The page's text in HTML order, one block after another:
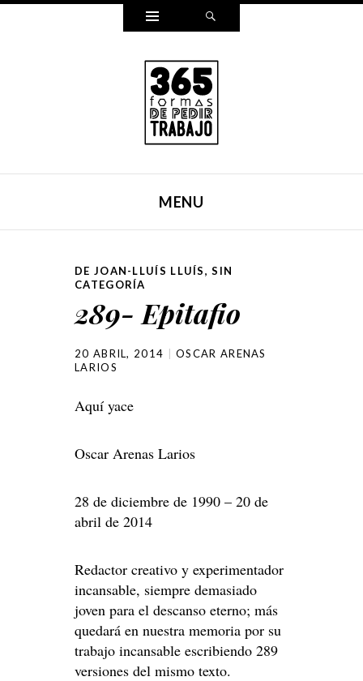
Widgets
MENU
DE JOAN-LLUÍS LLUÍS,SIN
CATEGORÍA
289- Epitafio
20 ABRIL, 2014
OSCAR ARENAS
LARIOS
Aquí yace
Oscar Arenas Larios
28 de diciembre de 1990 – 20 de
abril de 2014
Redactor creativo y experimentador
incansable, siempre demasiado
joven para el descanso eterno; más
quedará en nuestra memoria por su
trabajo incansable escribiendo 289
versiones del mismo texto.